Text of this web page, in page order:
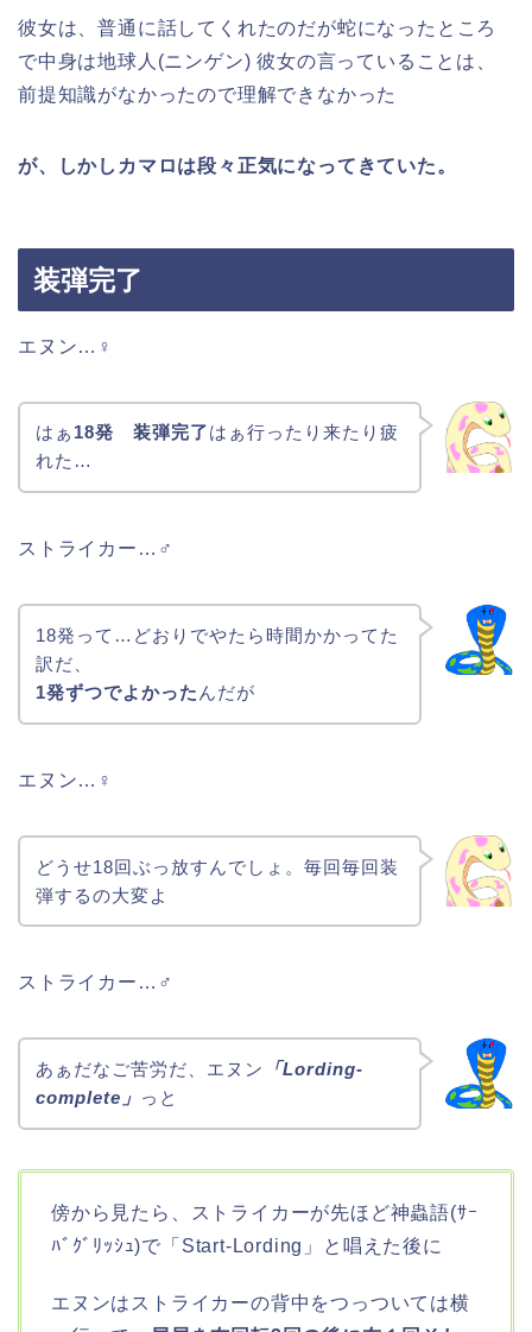
彼女は、普通に話してくれたのだが蛇になったところ
で中身は地球人(ニンゲン) 彼女の言っていることは、
前提知識がなかったので理解できなかった
が、しかしカマロは段々正気になってきていた。
装弾完了
エヌン…♀
はぁ 18発 装弾完了はぁ行ったり来たり疲
れた…
ストライカー…♂
18発って…どおりでやたら時間かかってた
訳だ、
1発ずつでよかった んだが
エヌン…♀
どうせ18回ぶっ放すんでしょ。毎回毎回装
弾するの大変よ
ストライカー…♂
あぁだなご苦労だ、エヌン
「Lording-
complete」 っと
傍から見たら、ストライカーが先ほど神蟲語(ｻｰ
ﾊﾞｸﾞﾘｯｼｭ)で「Start-Lording」と唱えた後に
エヌンはストライカーの背中をつっついては横